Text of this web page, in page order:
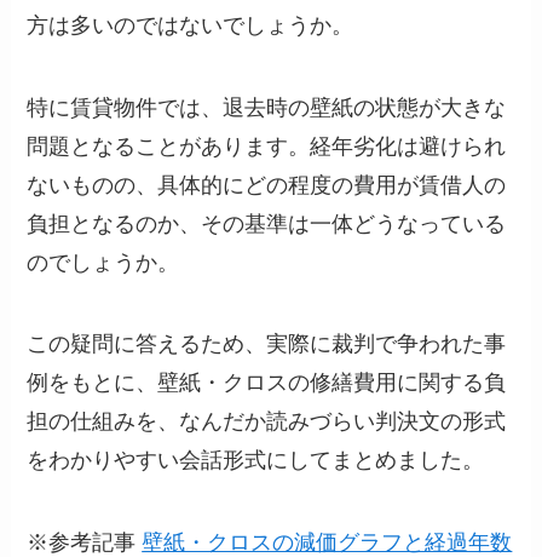
方は多いのではないでしょうか。
特に賃貸物件では、退去時の壁紙の状態が大きな
問題となることがあります。経年劣化は避けられ
ないものの、具体的にどの程度の費用が賃借人の
負担となるのか、その基準は一体どうなっている
のでしょうか。
この疑問に答えるため、実際に裁判で争われた事
例をもとに、壁紙・クロスの修繕費用に関する負
担の仕組みを、なんだか読みづらい判決文の形式
をわかりやすい会話形式にしてまとめました。
※参考記事壁紙・クロスの減価グラフと経過年数